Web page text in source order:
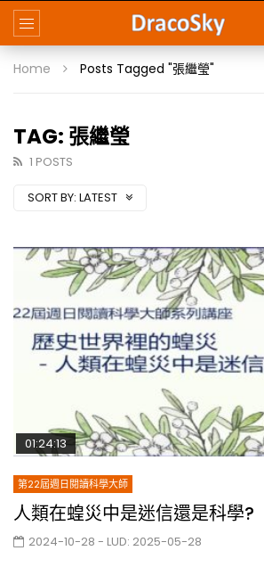
Home Posts Tagged "張繼瑩"
TAG: 張繼瑩
1 POSTS
SORT BY: LATEST
01:24:13
第22屆週日閱讀科學大師
人類在蝗災中是迷信還是科學?
2024-10-28 - LUD: 2025-05-28